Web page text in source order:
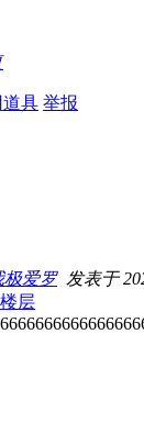
具 举报
极爱罗发表于
层